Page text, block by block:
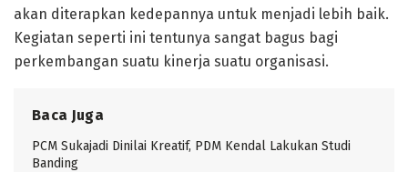
akan diterapkan kedepannya untuk menjadi lebih baik.
Kegiatan seperti ini tentunya sangat bagus bagi
perkembangan suatu kinerja suatu organisasi.
Baca Juga
PCM Sukajadi Dinilai Kreatif, PDM Kendal Lakukan Studi
Banding